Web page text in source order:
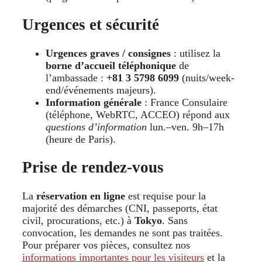
Urgences et sécurité
Urgences graves / consignes : utilisez la
borne d’accueil téléphonique de
l’ambassade : +81 3 5798 6099 (nuits/week-
end/événements majeurs).
Information générale : France Consulaire
(téléphone, WebRTC, ACCEO) répond aux
questions d’information lun.–ven. 9h–17h
(heure de Paris).
Prise de rendez-vous
La réservation en ligne est requise pour la
majorité des démarches (CNI, passeports, état
civil, procurations, etc.) à Tokyo. Sans
convocation, les demandes ne sont pas traitées.
Pour préparer vos pièces, consultez nos
informations importantes pour les visiteurs et la